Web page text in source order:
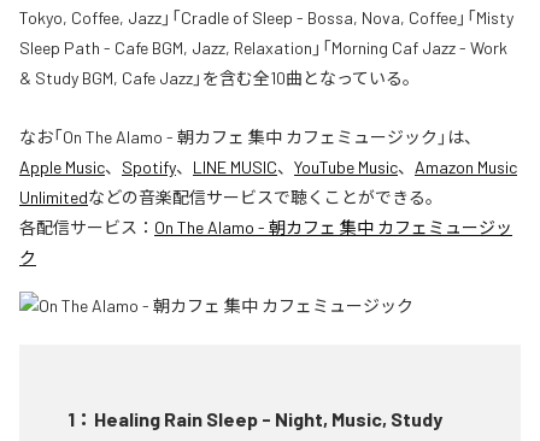
Tokyo, Coffee, Jazz」「Cradle of Sleep - Bossa, Nova, Coffee」「Misty
Sleep Path - Cafe BGM, Jazz, Relaxation」「Morning Caf Jazz - Work
& Study BGM, Cafe Jazz」を含む全10曲となっている。
なお「On The Alamo - 朝カフェ 集中 カフェミュージック 」は、
Apple Music、 Spotify、 LINE MUSIC、 YouTube Music、 Amazon Music
Unlimitedなどの音楽配信サービスで聴くことができる。
各配信サービス： On The Alamo - 朝カフェ 集中 カフェミュージッ
ク
1 ： Healing Rain Sleep - Night, Music, Study